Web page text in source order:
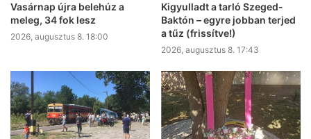
Vasárnap újra belehúz a
meleg, 34 fok lesz
2026, augusztus 8. 18:00
Kigyulladt a tarló Szeged-
Baktón – egyre jobban terjed
a tűz (frissítve!)
2026, augusztus 8. 17:43